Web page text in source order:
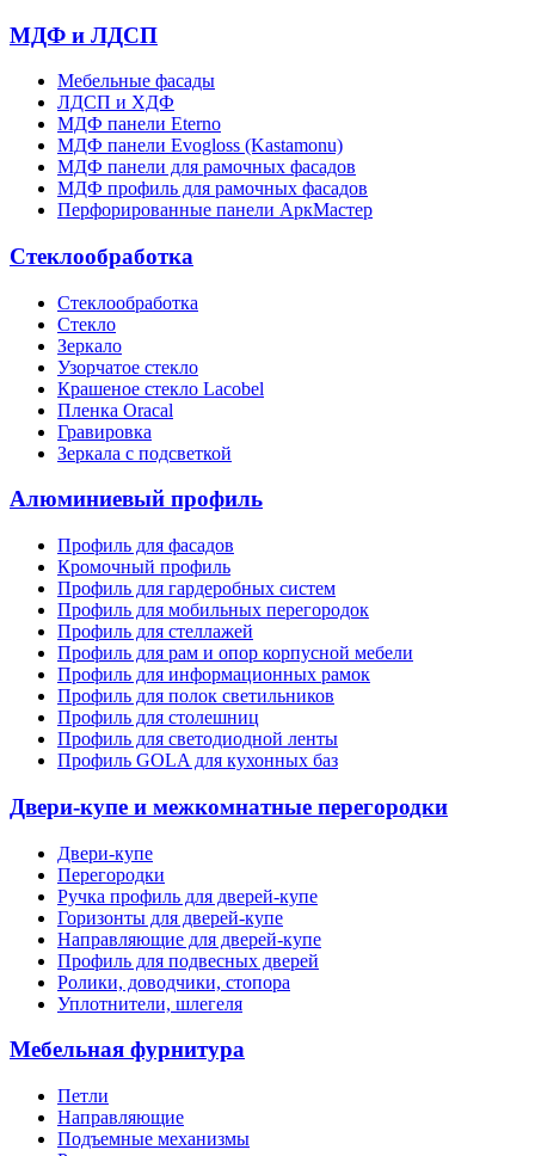
МДФ и ЛДСП
Мебельные фасады
ЛДСП и ХДФ
МДФ панели Eterno
МДФ панели Evogloss (Kastamonu)
МДФ панели для рамочных фасадов
МДФ профиль для рамочных фасадов
Перфорированные панели АркМастер
Стеклообработка
Стеклообработка
Стекло
Зеркало
Узорчатое стекло
Крашеное стекло Lacobel
Пленка Oracal
Гравировка
Зеркала с подсветкой
Алюминиевый профиль
Профиль для фасадов
Кромочный профиль
Профиль для гардеробных систем
Профиль для мобильных перегородок
Профиль для стеллажей
Профиль для рам и опор корпусной мебели
Профиль для информационных рамок
Профиль для полок светильников
Профиль для столешниц
Профиль для светодиодной ленты
Профиль GOLA для кухонных баз
Двери-купе и межкомнатные перегородки
Двери-купе
Перегородки
Ручка профиль для дверей-купе
Горизонты для дверей-купе
Направляющие для дверей-купе
Профиль для подвесных дверей
Ролики, доводчики, стопора
Уплотнители, шлегеля
Мебельная фурнитура
Петли
Направляющие
Подъемные механизмы